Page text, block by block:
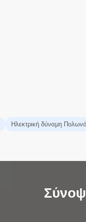
Ηλεκτρική δύναμη